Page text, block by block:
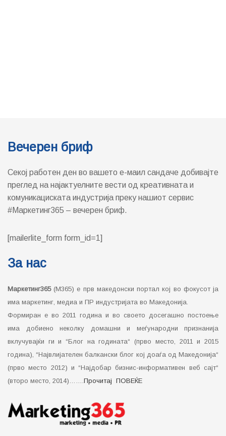
Вечерен бриф
Секој работен ден во вашето е-маил сандаче добивајте
преглед на најактуелните вести од креативната и
комуникациската индустрија преку нашиот сервис
#Маркетинг365 – вечерен бриф.
[mailerlite_form form_id=1]
За нас
Маркетинг365(М365) е прв македонски портал кој во фокусот ја
има маркетинг, медиа и ПР индустријата во Македонија.
Формиран е во 2011 година и во своето досегашно постоење
има добиено неколку домашни и меѓународни признанија
вклучувајќи ги и “Блог на годината“ (прво место, 2011 и 2015
година), “Највлијателен балкански блог кој доаѓа од Македонија“
(прво место 2012) и “Најдобар бизнис-информативен веб сајт“
(второ место, 2014)…….Прочитај ПОВЕЌЕ